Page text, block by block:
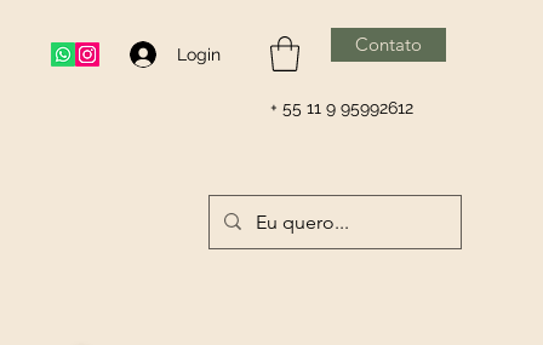
Login Contato
+ 55 11 9 95992612